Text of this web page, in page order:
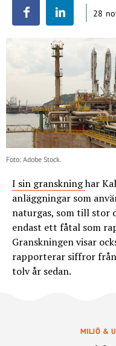
28
Foto: Adobe Stock.
I sin granskninghar
anläggningar som
naturgas, som till stor
endast ett fåtal som
Granskningen visar
rapporterar siffror
tolv år sedan.
MILJÖ &